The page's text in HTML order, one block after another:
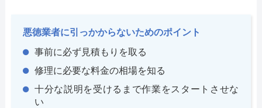
悪徳業者に引っかからないためのポイント
事前に必ず見積もりを取る
修理に必要な料金の相場を知る
十分な説明を受けるまで作業をスタートさせな
い